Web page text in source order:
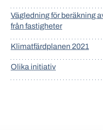
Vägledning för beräkning
från fastigheter
Klimatfärdplanen 2021
Olika initiativ